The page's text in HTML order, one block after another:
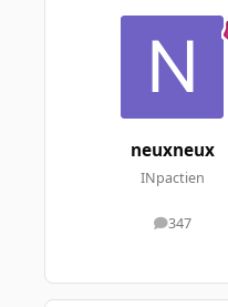
neuxneux
INpactien
347
messages